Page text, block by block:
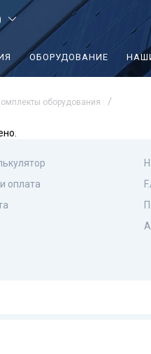
ОБОРУДОВАНИЕ
оборудования
оплата